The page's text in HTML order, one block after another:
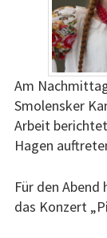
Am
Smolensker
Arbeit
Hagen
Für den
das Konzert